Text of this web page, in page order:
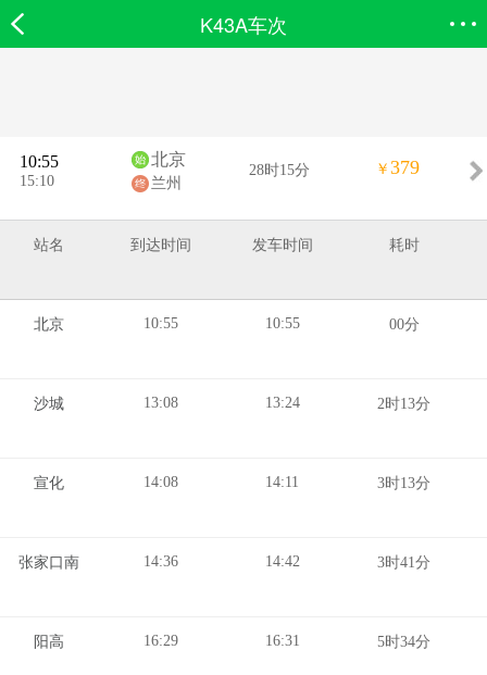
K43A车次
10:55
15:10
北京
兰州
28时15分 ￥ 379
站名 到达时间 发车时间 耗时
北京 10:55 10:55 00分
沙城 13:08 13:24 2时13分
宣化 14:08 14:11 3时13分
张家口南 14:36 14:42 3时41分
阳高 16:29 16:31 5时34分